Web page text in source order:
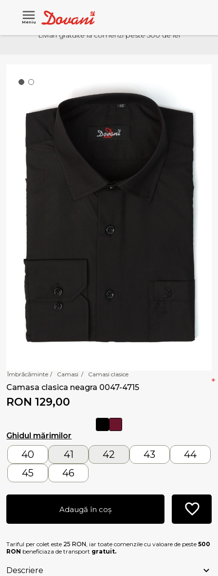
Meniu
Livrari gratuite la comenzi peste 500 de lei
Îmbrăcăminte / Camasi / Camasi clasice
Camasa clasica neagra 0047-4715
RON 129,00
Ghidul mărimilor
*
40 41 42 43
44
45
46
Adaugă în coș
Tariful per colet este 25 RON, iar toate comenzile cu valoare de peste500
RON beneficiaza de transport gratuit.
Descriere